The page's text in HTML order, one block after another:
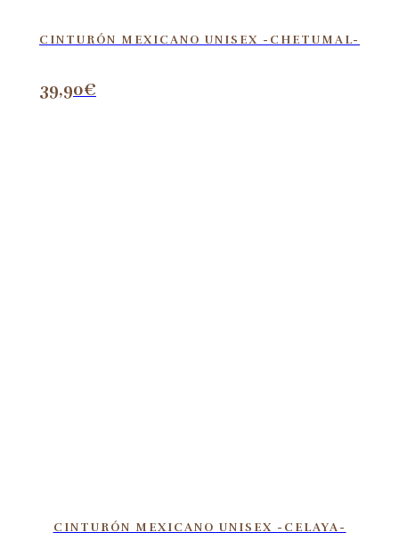
CINTURÓN MEXICANO UNISEX -CHETUMAL-
39,90€
CINTURÓN MEXICANO UNISEX -CELAYA-